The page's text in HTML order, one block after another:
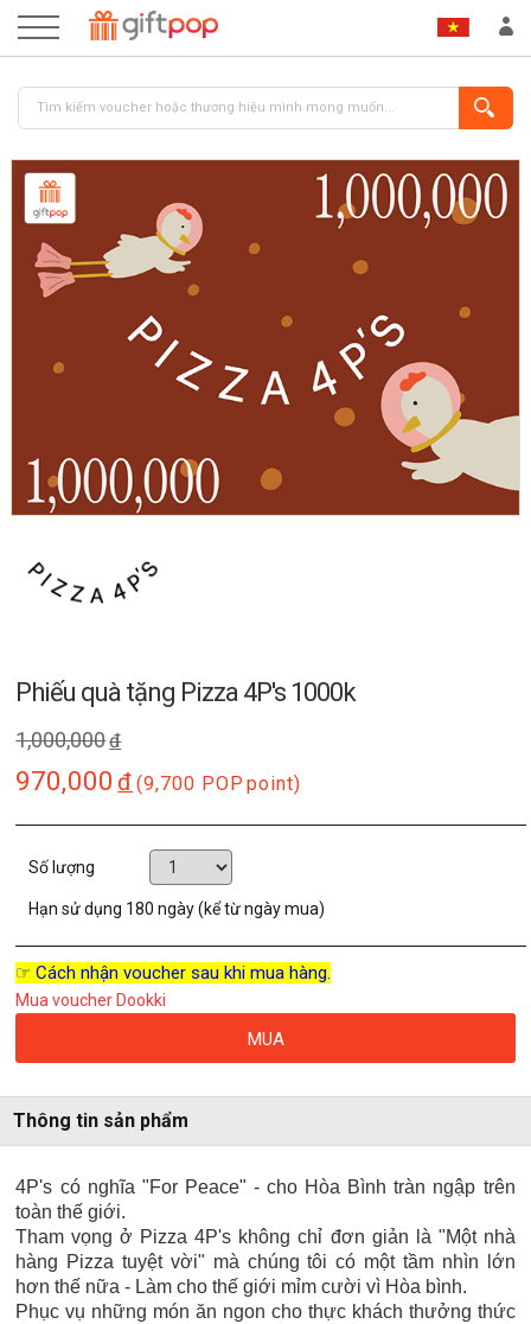
ĐĂNG NHẬP ĐĂNG KÝ
Phiếu quà tặng Pizza 4P's 1000k
1,000,000đ
970,000 đ (9,700 POP point)
Số lượng
Hạn sử dụng 180 ngày (kể từ ngày mua)
☞ Cách nhận voucher sau khi mua hàng.
Mua voucher Dookki
MUA
Thông tin sản phẩm
4P's có nghĩa "For Peace" - cho Hòa Bình tràn ngập trên
toàn thế giới.
Tham vọng ở Pizza 4P's không chỉ đơn giản là "Một nhà
hàng Pizza tuyệt vời" mà chúng tôi có một tầm nhìn lớn
hơn thế nữa - Làm cho thế giới mỉm cười vì Hòa bình.
Phục vụ những món ăn ngon cho thực khách thưởng thức